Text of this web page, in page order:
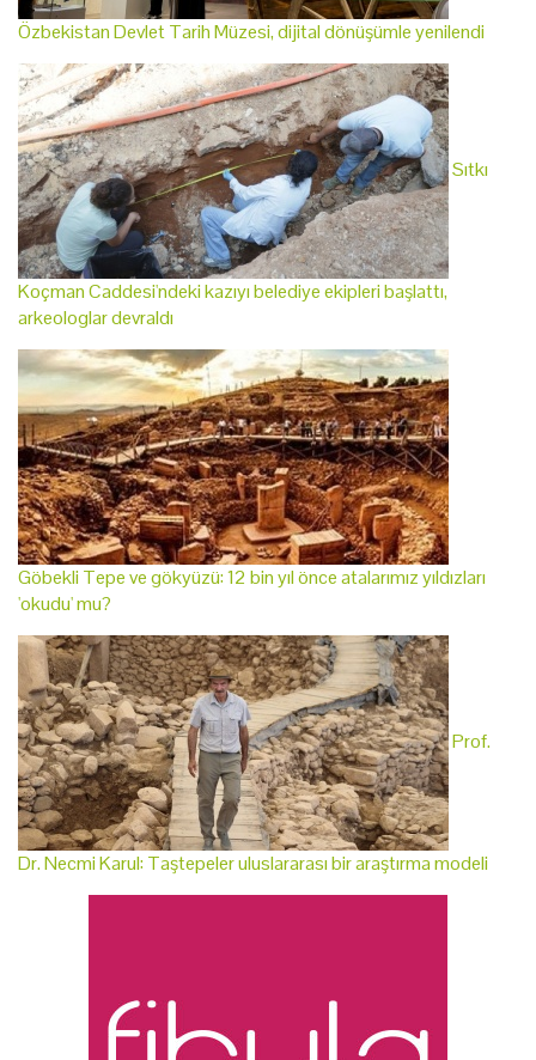
Özbekistan Devlet Tarih Müzesi, dijital dönüşümle yenilendi
Sıtkı
Koçman Caddesi'ndeki kazıyı belediye ekipleri başlattı,
arkeologlar devraldı
Göbekli Tepe ve gökyüzü: 12 bin yıl önce atalarımız yıldızları
'okudu' mu?
Prof.
Dr. Necmi Karul: Taştepeler uluslararası bir araştırma modeli